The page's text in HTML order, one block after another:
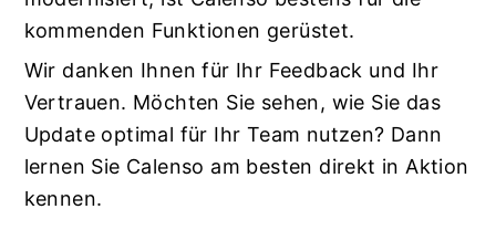
kommenden Funktionen gerüstet.
Wir danken Ihnen für Ihr Feedback und Ihr
Vertrauen. Möchten Sie sehen, wie Sie das
Update optimal für Ihr Team nutzen? Dann
lernen Sie Calenso am besten direkt in Aktion
kennen.